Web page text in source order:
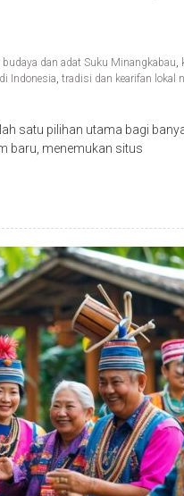
budaya dan adat Suku Minangkabau,
Indonesia, tradisi dan kearifan lokal
satu pilihan utama bagi
baru, menemukan situs